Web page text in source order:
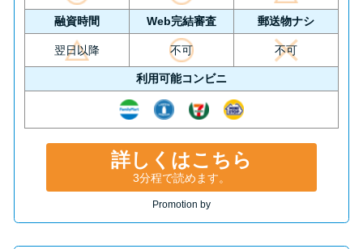
融資時間 Web完結審査 郵送物ナシ
翌日以降 不可 不可
利用可能コンビニ
詳しくはこちら
3分程で読めます。
Promotion by